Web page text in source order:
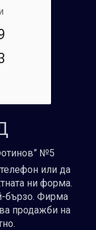
№5
или да
ни форма.
бързо. Фирма
продажби на